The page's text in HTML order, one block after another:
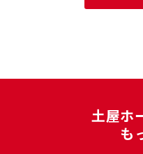
⼟屋ホ
も